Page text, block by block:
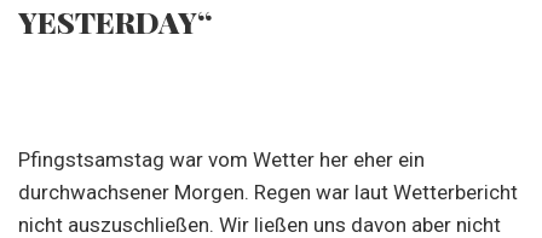
YESTERDAY“
Pfingstsamstag war vom Wetter her eher ein
durchwachsener Morgen. Regen war laut Wetterbericht
nicht auszuschließen. Wir ließen uns davon aber nicht